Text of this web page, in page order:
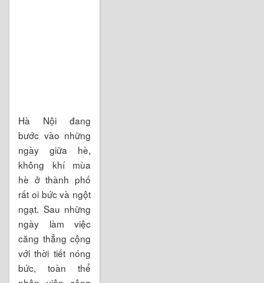
Hà Nội đang
bước vào những
ngày giữa hè,
không khí mùa
hè ở thành phố
rất oi bức và ngột
ngạt. Sau những
ngày làm việc
căng thẳng cộng
với thời tiết nóng
bức, toàn thể